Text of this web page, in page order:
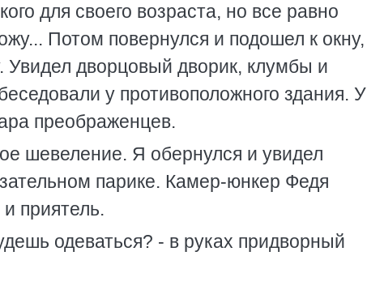
для своего возраста, но все равно
Потом повернулся и подошел к окну,
Увидел дворцовый дворик, клумбы и
у противоположного здания. У
преображенцев.
шевеление. Я обернулся и увидел
парике. Камер-юнкер Федя
приятель.
одеваться? - в руках придворный